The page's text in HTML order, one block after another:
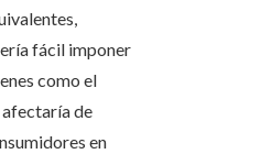
fácil imponer
como el
de
en